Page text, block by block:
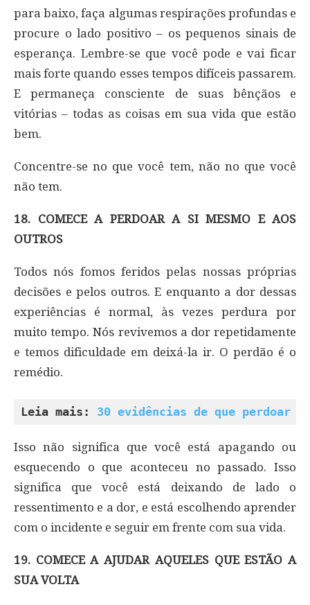
para baixo, faça algumas respirações profundas e
procure o lado positivo – os pequenos sinais de
esperança. Lembre-se que você pode e vai ficar
mais forte quando esses tempos difíceis passarem.
E permaneça consciente de suas bênçãos e
vitórias – todas as coisas em sua vida que estão
bem.
Concentre-se no que você tem, não no que você
não tem.
18. COMECE A PERDOAR A SI MESMO E AOS
OUTROS
Todos nós fomos feridos pelas nossas próprias
decisões e pelos outros. E enquanto a dor dessas
experiências é normal, às vezes perdura por
muito tempo. Nós revivemos a dor repetidamente
e temos dificuldade em deixá-la ir. O perdão é o
remédio.
Leia mais: 30 evidências de que perdoar
Isso não significa que você está apagando ou
esquecendo o que aconteceu no passado. Isso
significa que você está deixando de lado o
ressentimento e a dor, e está escolhendo aprender
com o incidente e seguir em frente com sua vida.
19. COMECE A AJUDAR AQUELES QUE ESTÃO A
SUA VOLTA